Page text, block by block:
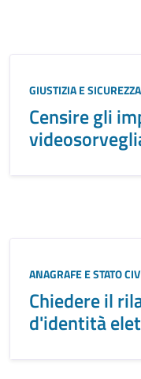
GIUSTIZIA E
Censire gli
ANAGRAFE E STATO
Chiedere il
d'identità